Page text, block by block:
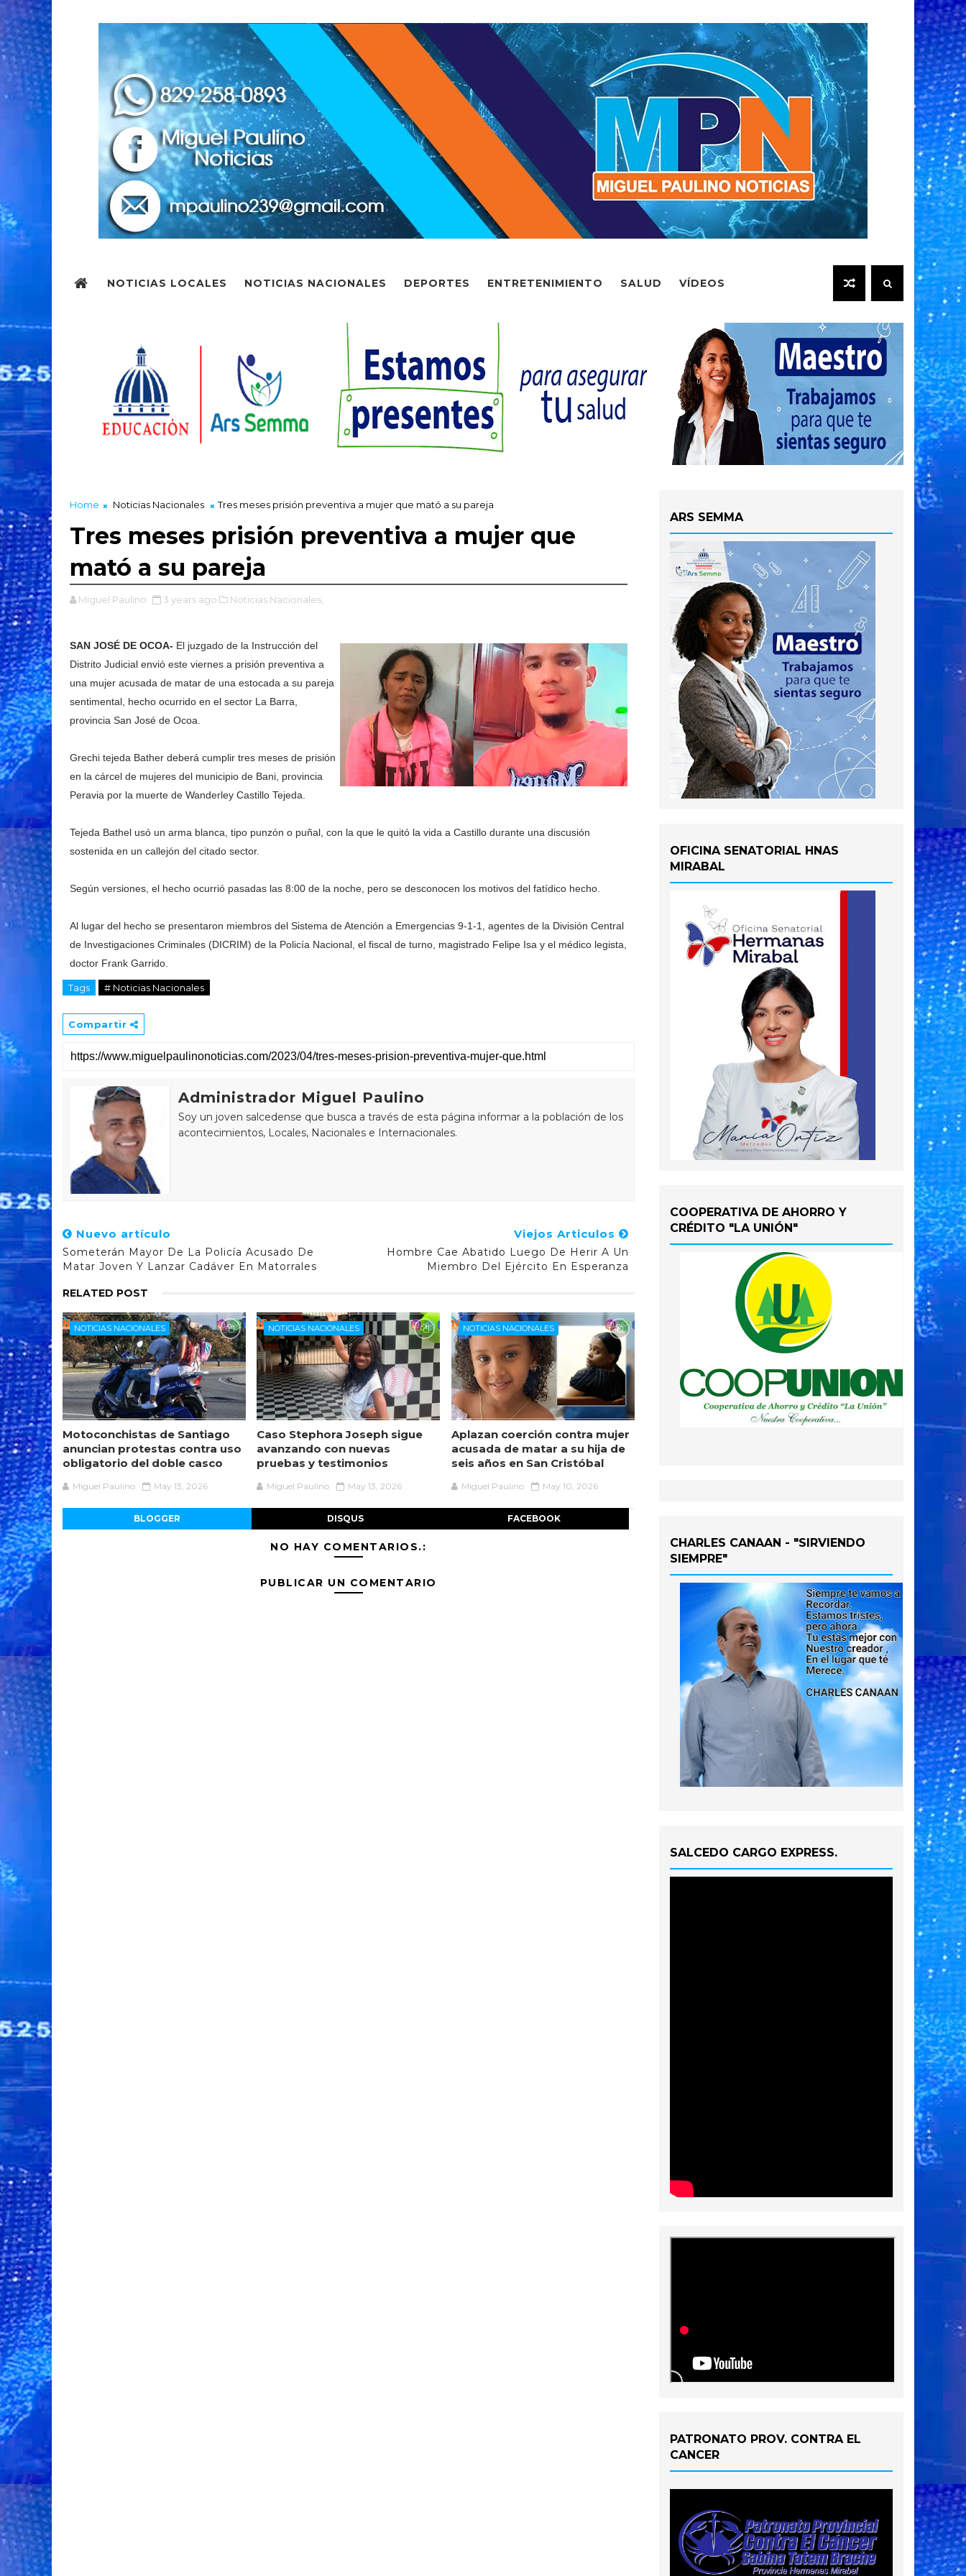
NOTICIAS LOCALES NOTICIAS NACIONALES DEPORTES ENTRETENIMIENTO SALUD VÍDEOS
Home Noticias Nacionales Tres meses prisión preventiva a mujer que mató a su pareja
Tres meses prisión preventiva a mujer que
mató a su pareja
Miguel Paulino 3 years ago Noticias Nacionales,
SAN JOSÉ DE OCOA- El juzgado de la Instrucción del
Distrito Judicial envió este viernes a prisión preventiva a
una mujer acusada de matar de una estocada a su pareja
sentimental, hecho ocurrido en el sector La Barra,
provincia San José de Ocoa.
Grechi tejeda Bather deberá cumplir tres meses de prisión
en la cárcel de mujeres del municipio de Bani, provincia
Peravia por la muerte de Wanderley Castillo Tejeda.
Tejeda Bathel usó un arma blanca, tipo punzón o puñal, con la que le quitó la vida a Castillo durante una discusión
sostenida en un callejón del citado sector.
Según versiones, el hecho ocurrió pasadas las 8:00 de la noche, pero se desconocen los motivos del fatídico hecho.
Al lugar del hecho se presentaron miembros del Sistema de Atención a Emergencias 9-1-1, agentes de la División Central
de Investigaciones Criminales (DICRIM) de la Policía Nacional, el fiscal de turno, magistrado Felipe Isa y el médico legista,
doctor Frank Garrido.
Tags # Noticias Nacionales
Compartir
Administrador Miguel Paulino
Soy un joven salcedense que busca a través de esta página informar a la población de los
acontecimientos, Locales, Nacionales e Internacionales.
Nuevo artículo
Someterán Mayor De La Policía Acusado De
Matar Joven Y Lanzar Cadáver En Matorrales
Viejos Articulos
Hombre Cae Abatido Luego De Herir A Un
Miembro Del Ejército En Esperanza
RELATED POST
NOTICIAS NACIONALES
Motoconchistas de Santiago
anuncian protestas contra uso
obligatorio del doble casco
Miguel Paulino May 13, 2026
NOTICIAS NACIONALES
Caso Stephora Joseph sigue
avanzando con nuevas
pruebas y testimonios
Miguel Paulino May 13, 2026
NOTICIAS NACIONALES
Aplazan coerción contra mujer
acusada de matar a su hija de
seis años en San Cristóbal
Miguel Paulino May 10, 2026
BLOGGER DISQUS FACEBOOK
NO HAY COMENTARIOS.:
PUBLICAR UN COMENTARIO
ARS SEMMA
OFICINA SENATORIAL HNAS
MIRABAL
COOPERATIVA DE AHORRO Y
CRÉDITO "LA UNIÓN"
CHARLES CANAAN - "SIRVIENDO
SIEMPRE"
SALCEDO CARGO EXPRESS.
PATRONATO PROV. CONTRA EL
CANCER